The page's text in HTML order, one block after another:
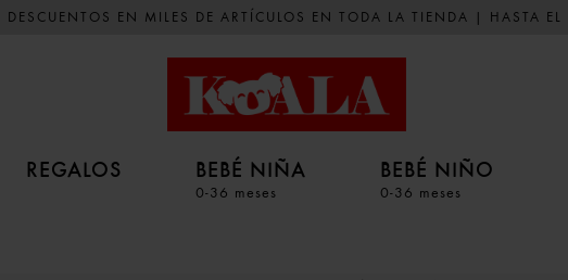
DESCUENTOS EN MILES DE ARTÍCULOS EN TODA LA TIENDA | HASTA EL
REGALOS BEBÉ NIÑA
0-36 meses
BEBÉ NIÑO
0-36 meses